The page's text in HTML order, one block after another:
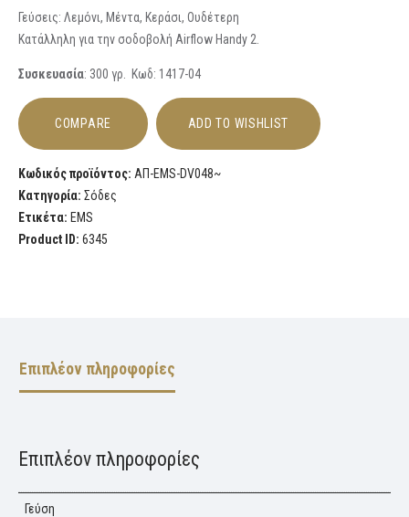
Γεύσεις: Λεμόνι, Μέντα, Κεράσι, Ουδέτερη
Κατάλληλη για την σοδοβολή Airflow Handy 2.
Συσκευασία: 300 γρ. Κωδ: 1417-04
COMPARE ADD TO WISHLIST
Κωδικός προϊόντος: ΑΠ-EMS-DV048~
Κατηγορία: Σόδες
Ετικέτα: EMS
Product ID: 6345
Επιπλέον πληροφορίες
Επιπλέον πληροφορίες
Γεύση